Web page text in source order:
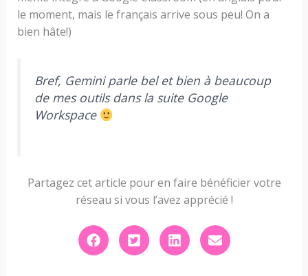
le moment, mais le français arrive sous peu! On a
bien hâte!)
Bref, Gemini parle bel et bien à beaucoup
de mes outils dans la suite Google
Workspace
Partagez cet article pour en faire bénéficier votre
réseau si vous l’avez apprécié !